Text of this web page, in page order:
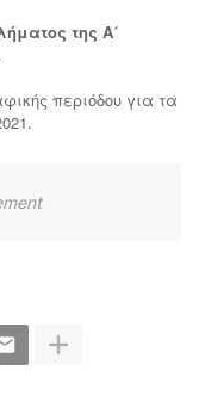
της Α΄
περιόδου για τα